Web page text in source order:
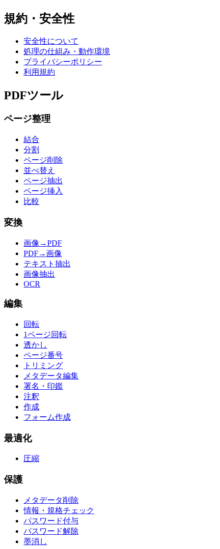
規約・安全性
安全性について
処理の仕組み・動作環境
プライバシーポリシー
利用規約
PDFツール
ページ整理
結合
分割
ページ削除
並べ替え
ページ抽出
ページ挿入
比較
変換
画像→PDF
PDF→画像
テキスト抽出
画像抽出
OCR
編集
回転
1ページ回転
透かし
ページ番号
トリミング
メタデータ編集
署名・印鑑
注釈
作成
フォーム作成
最適化
圧縮
保護
メタデータ削除
情報・規格チェック
パスワード付与
パスワード解除
墨消し